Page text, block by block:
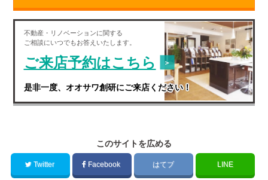
不動産・ リノベーションに関する
ご相談にいつでもお答えいたします。
ご来店予約はこちら
是非一度、オオサワ創研にご来店ください！
このサイトを広める
Twitter Facebook はてブ LINE